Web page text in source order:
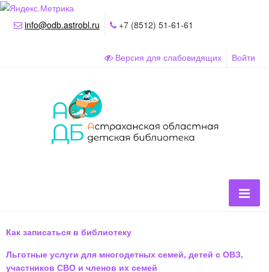
info@odb.astrobl.ru +7 (8512) 51-61-61
Версия для слабовидящих Войти
Как записаться в библиотеку
Льготные услуги для многодетных семей, детей с ОВЗ,
участников СВО и членов их семей